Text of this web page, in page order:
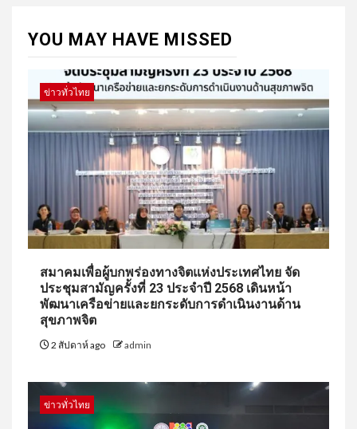
YOU MAY HAVE MISSED
ข่าวทั่วไทย
สมาคมเพื่อผู้บกพร่องทางจิตแห่งประเทศไทย จัด
ประชุมสามัญครั้งที่ 23 ประจำปี 2568 เดินหน้า
พัฒนาเครือข่ายและยกระดับการดำเนินงานด้าน
สุขภาพจิต
2 สัปดาห์ ago admin
ข่าวทั่วไทย